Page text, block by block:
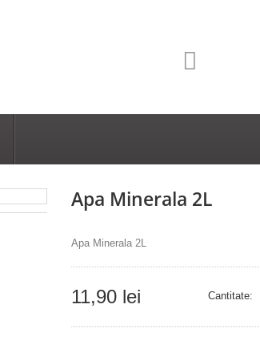
Apa Minerala 2L
Apa Minerala 2L
11,90 lei Cantitate: